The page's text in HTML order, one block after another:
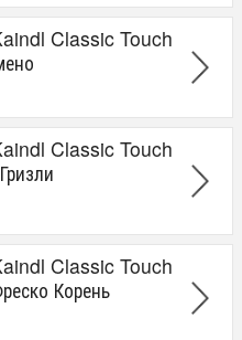
Classic Touch
Classic Touch
Classic Touch
Корень